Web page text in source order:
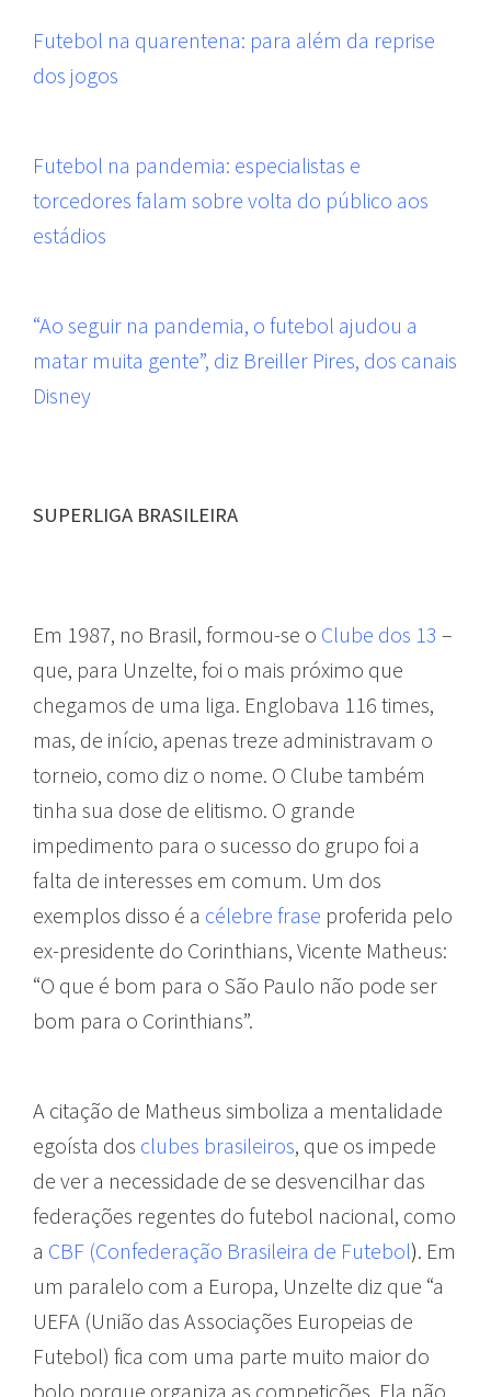
Futebol na quarentena: para além da reprise
dos jogos
Futebol na pandemia: especialistas e
torcedores falam sobre volta do público aos
estádios
“Ao seguir na pandemia, o futebol ajudou a
matar muita gente”, diz Breiller Pires, dos canais
Disney
SUPERLIGA BRASILEIRA
Em 1987, no Brasil, formou-se o Clube dos 13 –
que, para Unzelte, foi o mais próximo que
chegamos de uma liga. Englobava 116 times,
mas, de início, apenas treze administravam o
torneio, como diz o nome. O Clube também
tinha sua dose de elitismo. O grande
impedimento para o sucesso do grupo foi a
falta de interesses em comum. Um dos
exemplos disso é a célebre frase proferida pelo
ex-presidente do Corinthians, Vicente Matheus:
“O que é bom para o São Paulo não pode ser
bom para o Corinthians”.
A citação de Matheus simboliza a mentalidade
egoísta dos clubes brasileiros, que os impede
de ver a necessidade de se desvencilhar das
federações regentes do futebol nacional, como
a CBF (Confederação Brasileira de Futebol). Em
um paralelo com a Europa, Unzelte diz que “a
UEFA (União das Associações Europeias de
Futebol) fica com uma parte muito maior do
bolo porque organiza as competições. Ela não